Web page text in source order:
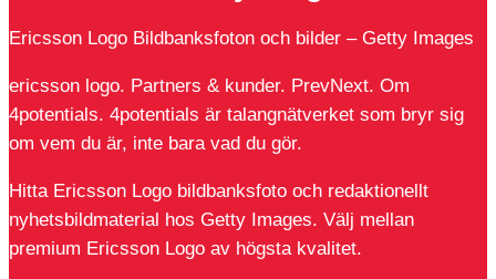
Ericsson Logo Bildbanksfoton och bilder – Getty Images
ericsson logo. Partners & kunder. PrevNext. Om
4potentials. 4potentials är talangnätverket som bryr sig
om vem du är, inte bara vad du gör.
Hitta Ericsson Logo bildbanksfoto och redaktionellt
nyhetsbildmaterial hos Getty Images. Välj mellan
premium Ericsson Logo av högsta kvalitet.